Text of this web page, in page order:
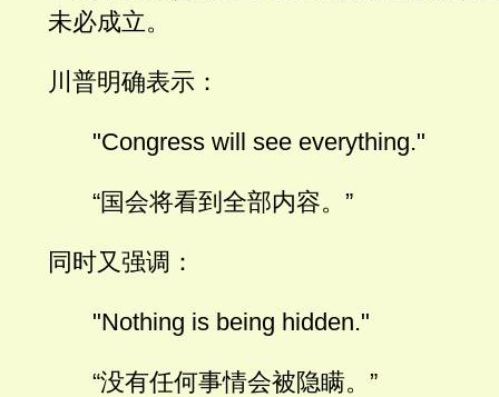
未必成立。
川普明确表示：
"Congress will see everything."
“国会将看到全部内容。”
同时又强调：
"Nothing is being hidden."
“没有任何事情会被隐瞒。”